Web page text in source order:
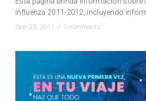
influenza 2011-2012, incluyendo
Sep 25, 2011 / 0 comments